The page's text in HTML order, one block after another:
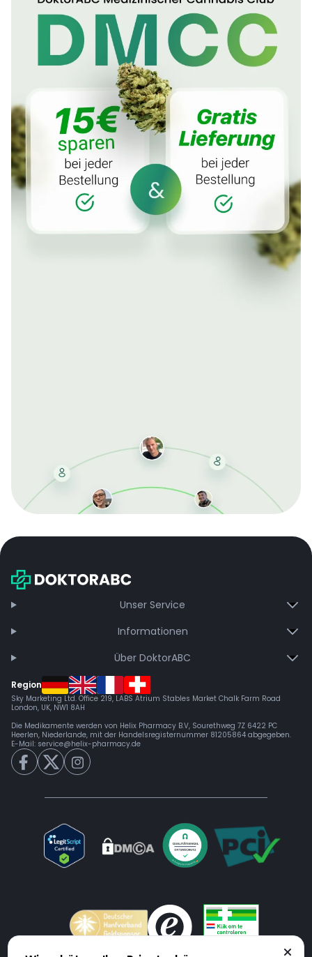
bei jeder Bestellung, erhalten schnelle Lieferung und
Unser Service
Informationen
Über DoktorABC
Region
Sky Marketing Ltd. Office 219, LABS Atrium Stables Market Chalk Farm Road
London, UK, NW1 8AH
Die Medikamente werden von Helix Pharmacy B.V, Sourethweg 7Z 6422 PC
Heerlen, Niederlande, mit der Handelsregisternummer 81205864 abgegeben.
E-Mail: service@helix-pharmacy.de